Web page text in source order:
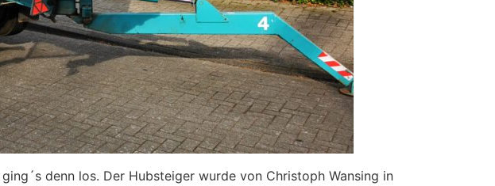
denn los. Der Hubsteiger wurde von Christoph Wansing in